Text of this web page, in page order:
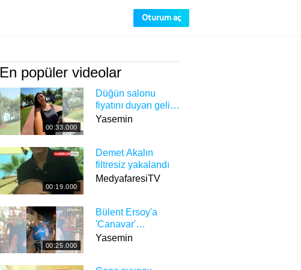
Oturum aç
En popüler videolar
00:33.000
Düğün salonu
fiyatını duyan gelin
adayı isyan etti:
Yasemin
00:19.000
Demet Akalın
filtresiz yakalandı
MedyafaresiTV
00:25.000
Bülent Ersoy'a
'Canavar'
benzetmesi! Sosyal
Yasemin